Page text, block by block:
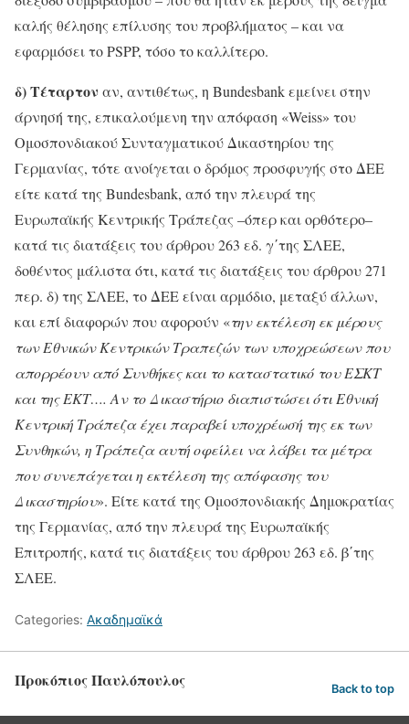
καλής θέλησης επίλυσης του προβλήματος – και να
εφαρμόσει το PSPP, τόσο το καλλίτερο.
δ) Τέταρτον αν, αντιθέτως, η Bundesbank εμείνει στην
άρνησή της, επικαλούμενη την απόφαση «Weiss» του
Ομοσπονδιακού Συνταγματικού Δικαστηρίου της
Γερμανίας, τότε ανοίγεται ο δρόμος προσφυγής στο ΔΕΕ
είτε κατά της Bundesbank, από την πλευρά της
Ευρωπαϊκής Κεντρικής Τράπεζας –όπερ και ορθότερο–
κατά τις διατάξεις του άρθρου 263 εδ. γ΄της ΣΛΕΕ,
δοθέντος μάλιστα ότι, κατά τις διατάξεις του άρθρου 271
περ. δ) της ΣΛΕΕ, το ΔΕΕ είναι αρμόδιο, μεταξύ άλλων,
και επί διαφορών που αφορούν «την εκτέλεση εκ μέρους
των Εθνικών Κεντρικών Τραπεζών των υποχρεώσεων που
απορρέουν από Συνθήκες και το καταστατικό του ΕΣΚΤ
και της ΕΚΤ…. Αν το Δικαστήριο διαπιστώσει ότι Εθνική
Κεντρική Τράπεζα έχει παραβεί υποχρέωσή της εκ των
Συνθηκών, η Τράπεζα αυτή οφείλει να λάβει τα μέτρα
που συνεπάγεται η εκτέλεση της απόφασης του
Δικαστηρίου». Είτε κατά της Ομοσπονδιακής Δημοκρατίας
της Γερμανίας, από την πλευρά της Ευρωπαϊκής
Επιτροπής, κατά τις διατάξεις του άρθρου 263 εδ. β΄της
ΣΛΕΕ.
Categories: Ακαδημαϊκά
Προκόπιος Παυλόπουλος Back to top